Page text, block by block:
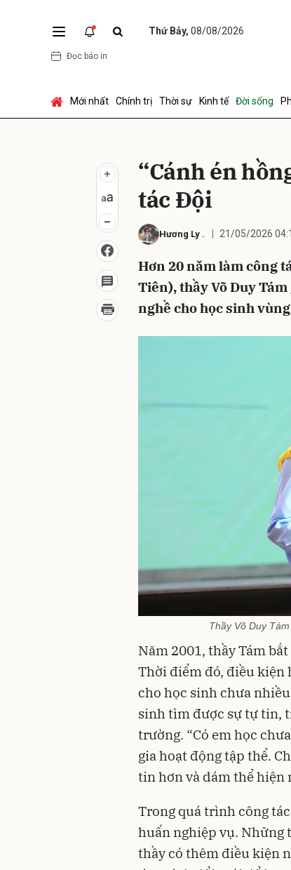
Thứ Bảy, 08/08/2026
Đọc báo in
Mới nhất Chính trị Thời sự Kinh tế Đời sống
“Cánh én
tác Đội
Hương Ly . 21/05/2026
Hơn 20 năm làm công
Tiên), thầy Võ Duy
nghề cho học sinh
Thầy Võ Duy
Năm 2001, thầy Tám
Thời điểm đó, điều kiện
cho học sinh chưa
sinh tìm được sự tự tin,
trường. “Có em học
gia hoạt động tập thể.
tin hơn và dám thể hiện
Trong quá trình công
huấn nghiệp vụ. Những
thầy có thêm điều kiện